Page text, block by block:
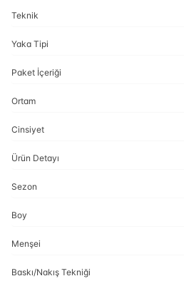
Teknik
Yaka Tipi
Paket İçeriği
Ortam
Cinsiyet
Ürün Detayı
Sezon
Boy
Menşei
Baskı/Nakış Tekniği